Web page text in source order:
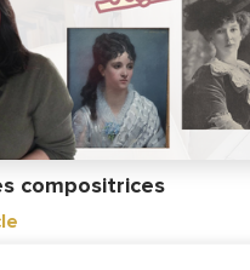
compositrices